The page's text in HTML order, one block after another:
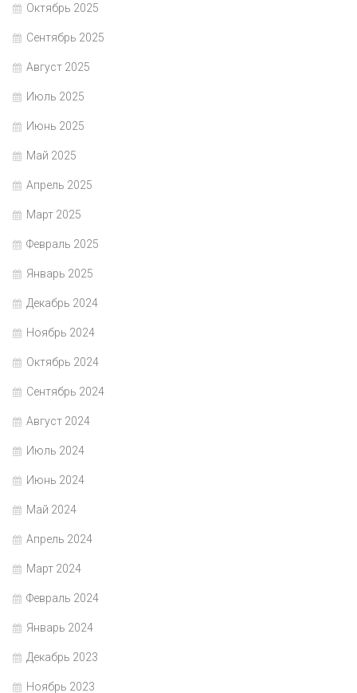
Октябрь 2025
Сентябрь 2025
Август 2025
Июль 2025
Июнь 2025
Май 2025
Апрель 2025
Март 2025
Февраль 2025
Январь 2025
Декабрь 2024
Ноябрь 2024
Октябрь 2024
Сентябрь 2024
Август 2024
Июль 2024
Июнь 2024
Май 2024
Апрель 2024
Март 2024
Февраль 2024
Январь 2024
Декабрь 2023
Ноябрь 2023